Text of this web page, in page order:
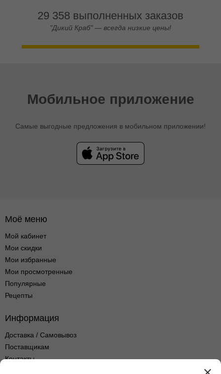
29 358 выполненных заказов
"Дикий Краб" — всегда низкие цены!
Мобильное приложение
Самые выгодные предложения в мобильном приложении!
Моё меню
Мой кабинет
Мои скидки
Мои избранные
Мои просмотренные
Популярные
Рецепты
Информация
Доставка / Самовывоз
Поставщикам
Контакты